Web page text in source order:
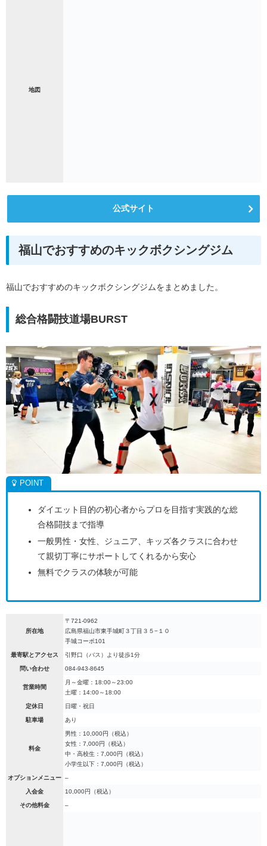
地図
公式サイト
福山でおすすめのキックボクシングジム
福山でおすすめのキックボクシングジムをまとめました。
総合格闘技道場BURST
ダイエット目的の初心者からプロを目指す実践的な総
合格闘技まで指導
一般男性・女性、ジュニア、キッズ各クラスに合わせ
て親切丁寧にサポートしてくれるから安心
無料でクラスの体験が可能
所在地
〒721-0962
広島県福山市東手城町３丁目３５−１０
手城コーポ101
最寄駅とアクセス 引野口（バス）より徒歩1分
問い合わせ 084-943-8645
営業時間
月～金曜：18:00～23:00
土曜：14:00～18:00
定休日 日曜・祝日
駐車場 あり
料金
男性：10,000円（税込）
女性：7,000円（税込）
中・高校生：7,000円（税込）
小学生以下：7,000円（税込）
オプションメニュー –
入会金 10,000円（税込）
その他料金 –